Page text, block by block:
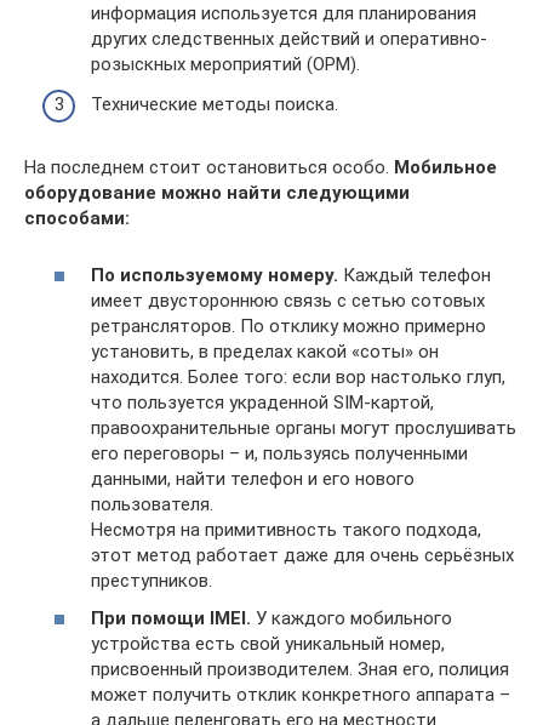
информация используется для планирования
других следственных действий и оперативно-
розыскных мероприятий (ОРМ).
Технические методы поиска.
На последнем стоит остановиться особо. Мобильное
оборудование можно найти следующими
способами:
По используемому номеру. Каждый телефон
имеет двустороннюю связь с сетью сотовых
ретрансляторов. По отклику можно примерно
установить, в пределах какой «соты» он
находится. Более того: если вор настолько глуп,
что пользуется украденной SIM-картой,
правоохранительные органы могут прослушивать
его переговоры – и, пользуясь полученными
данными, найти телефон и его нового
пользователя.
Несмотря на примитивность такого подхода,
этот метод работает даже для очень серьёзных
преступников.
При помощи IMEI. У каждого мобильного
устройства есть свой уникальный номер,
присвоенный производителем. Зная его, полиция
может получить отклик конкретного аппарата –
а дальше пеленговать его на местности